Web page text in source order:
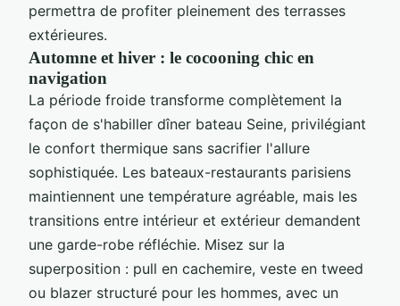
permettra de profiter pleinement des terrasses
extérieures.
Automne et hiver : le cocooning chic en
navigation
La période froide transforme complètement la
façon de s'habiller dîner bateau Seine, privilégiant
le confort thermique sans sacrifier l'allure
sophistiquée. Les bateaux-restaurants parisiens
maintiennent une température agréable, mais les
transitions entre intérieur et extérieur demandent
une garde-robe réfléchie. Misez sur la
superposition : pull en cachemire, veste en tweed
ou blazer structuré pour les hommes, avec un